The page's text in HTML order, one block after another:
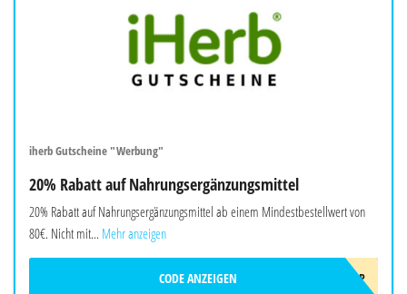
iherb Gutscheine "Werbung"
20% Rabatt auf Nahrungsergänzungsmittel
20% Rabatt auf Nahrungsergänzungsmittel ab einem Mindestbestellwert von
80€. Nicht mit... Mehr anzeigen
AUG26EUSUPP
CODE ANZEIGEN